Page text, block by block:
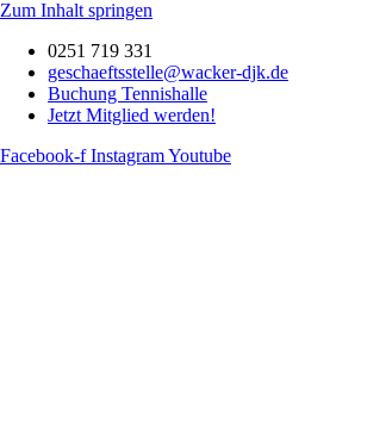
Zum Inhalt springen
0251 719 331
geschaeftsstelle@wacker-djk.de
Buchung Tennishalle
Jetzt Mitglied werden!
Facebook-f InstagramYoutube